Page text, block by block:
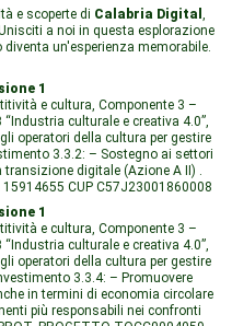
e scoperte di Calabria Digital
a noi in questa esplorazione
un'esperienza memorabile.
1
e cultura, Componente 3 –
culturale e creativa 4.0”,
operatori della cultura per gestire
3.3.2: – Sostegno ai settori
digitale (Azione A II) .
CUP C57J23001860008
1
e cultura, Componente 3 –
culturale e creativa 4.0”,
operatori della cultura per gestire
3.3.4: – Promuovere
in termini di economia circolare
più responsabili nei confronti